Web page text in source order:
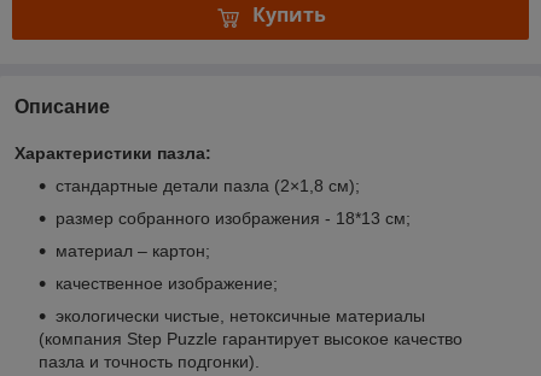
Купить
Описание
Характеристики пазла:
стандартные детали пазла (2×1,8 см);
размер собранного изображения - 18*13 см;
материал – картон;
качественное изображение;
экологически чистые, нетоксичные материалы
(компания Step Puzzle гарантирует высокое качество
пазла и точность подгонки).